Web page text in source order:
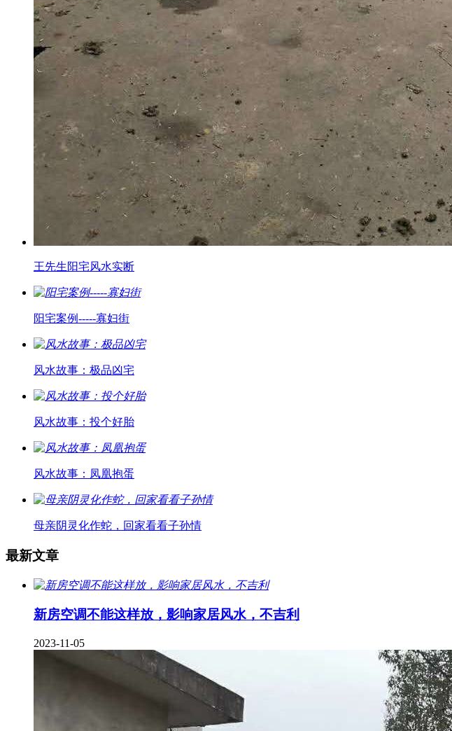
王先生阳宅风水实断
阳宅案例-----寡妇街
风水故事：极品凶宅
风水故事：投个好胎
风水故事：凤凰抱蛋
母亲阴灵化作蛇，回家看看子孙情
最新文章
新房空调不能这样放，影响家居风水，不吉利
2023-11-05